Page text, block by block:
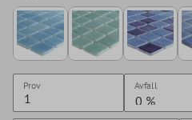
Prov Avfall